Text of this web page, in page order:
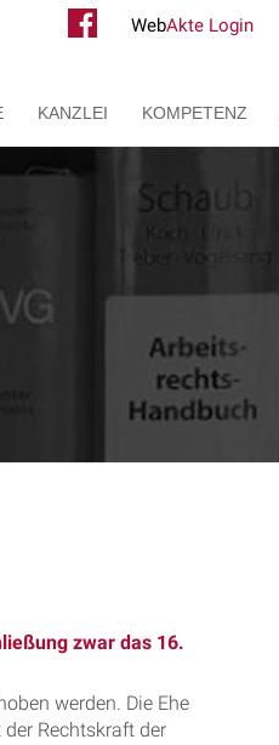
KANZLEI KOMPETENZ
WebAkte Login
zwar das 16.
werden. Die Ehe
Rechtskraft der